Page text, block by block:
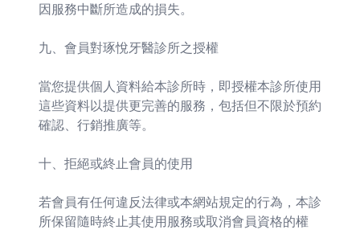
因服務中斷所造成的損失。
九、會員對琢悅牙醫診所之授權
當您提供個人資料給本診所時，即授權本診所使用
這些資料以提供更完善的服務，包括但不限於預約
確認、行銷推廣等。
十、拒絕或終止會員的使用
若會員有任何違反法律或本網站規定的行為，本診
所保留隨時終止其使用服務或取消會員資格的權